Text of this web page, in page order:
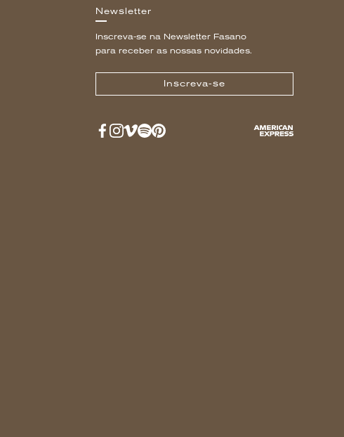
Newsletter
Inscreva-se na Newsletter Fasano
para receber as nossas novidades.
Inscreva-se